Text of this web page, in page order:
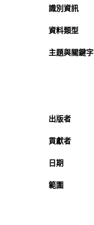
識別資訊
資料類型
主題與關鍵字
出版者
貢獻者
日期
範圍